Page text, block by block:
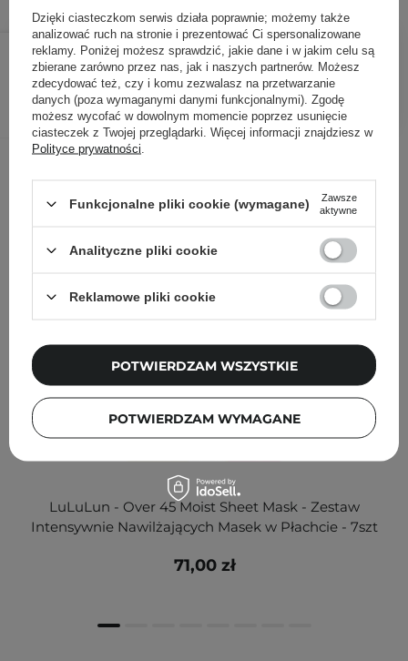
59,90 zł 74,90 zł /szt.
DODAJ DO KOSZYKA
Inni klienci sprawdzali również
LuLuLun - Over 45 Moist Sheet Mask - Zestaw
Intensywnie Nawilżających Masek w Płachcie - 7szt
71,00 zł
Dzięki ciasteczkom serwis działa poprawnie; możemy także
analizować ruch na stronie i prezentować Ci spersonalizowane
reklamy. Poniżej możesz sprawdzić, jakie dane i w jakim celu są
zbierane zarówno przez nas, jak i naszych partnerów. Możesz
zdecydować też, czy i komu zezwalasz na przetwarzanie
danych (poza wymaganymi danymi funkcjonalnymi). Zgodę
możesz wycofać w dowolnym momencie poprzez usunięcie
ciasteczek z Twojej przeglądarki. Więcej informacji znajdziesz w
Polityce prywatności
Funkcjonalne pliki cookie (wymagane)
Zawsze
aktywne
Analityczne pliki cookie
Reklamowe pliki cookie
POTWIERDZAM WYMAGANE
POTWIERDZAM WSZYSTKIE